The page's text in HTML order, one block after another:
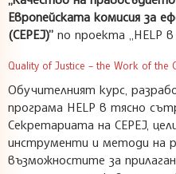
Европейската комисия за
(CEPEJ)” по проекта „HELP в
Quality of Justice – the Work of the
Обучителният курс,
програма HELP в тясно
Секретариата на CEPEJ,
инструменти и методи на
възможностите за